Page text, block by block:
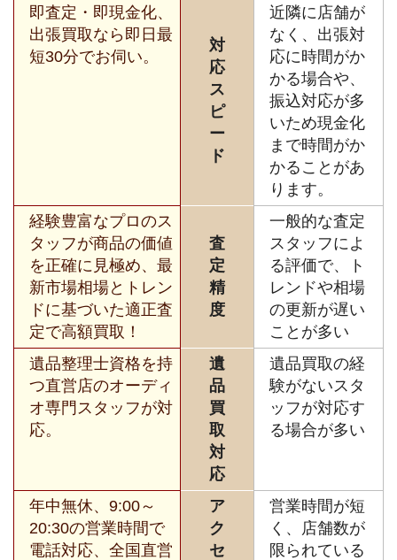
即査定・即現金化、
出張買取なら即日最
短30分でお伺い。
対
応
ス
ピ
ー
ド
近隣に店舗が
なく、出張対
応に時間がか
かる場合や、
振込対応が多
いため現金化
まで時間がか
かることがあ
ります。
経験豊富なプロのス
タッフが商品の価値
を正確に見極め、最
新市場相場とトレン
ドに基づいた適正査
定で高額買取！
査
定
精
度
一般的な査定
スタッフによ
る評価で、ト
レンドや相場
の更新が遅い
ことが多い
遺品整理士資格を持
つ直営店のオーディ
オ専門スタッフが対
応。
遺
品
買
取
対
応
遺品買取の経
験がないスタ
ッフが対応す
る場合が多い
年中無休、9:00～
20:30の営業時間で
電話対応、全国直営
ア
ク
セ
営業時間が短
く、店舗数が
限られている